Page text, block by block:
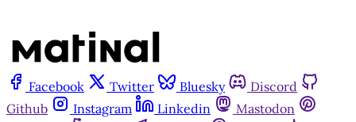
Facebook Twitter Bluesky
Discord
Github
Instagram Linkedin
Mastodon